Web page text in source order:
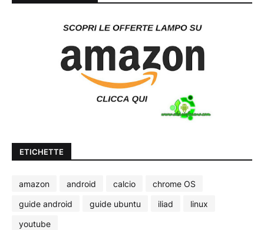
ETICHETTE
amazon android calcio
chrome OS
guide android
guide ubuntu iliad
linux
youtube